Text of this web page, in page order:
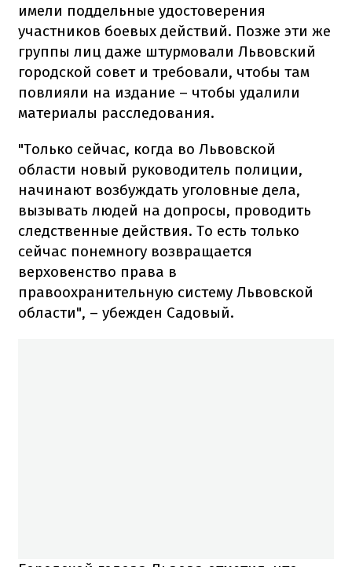
имели поддельные удостоверения
участников боевых действий. Позже эти же
группы лиц даже штурмовали Львовский
городской совет и требовали, чтобы там
повлияли на издание – чтобы удалили
материалы расследования.
"Только сейчас, когда во Львовской
области новый руководитель полиции,
начинают возбуждать уголовные дела,
вызывать людей на допросы, проводить
следственные действия. То есть только
сейчас понемногу возвращается
верховенство права в
правоохранительную систему Львовской
области", – убежден Садовый.